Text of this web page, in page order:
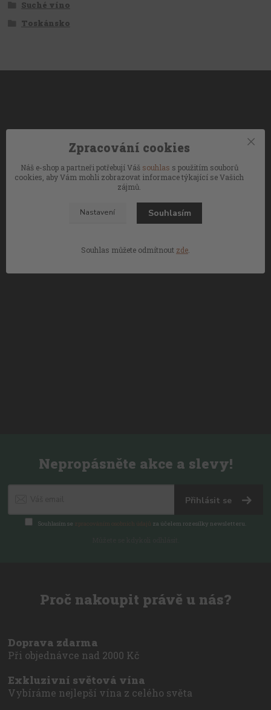
Suché víno
Toskánsko
Nepropásněte akce a slevy!
Přihlásit se
Souhlasím se zpracováním osobních údajů za účelem rozesílky newsletteru.
Proč nakoupit právě u nás?
Doprava zdarma
Při objednávce nad 2000 Kč
Exkluzivní světová vína
Vybíráme nejlepší vína z celého světa
Zpracování cookies
Náš e-shop a partneři potřebují Váš souhlas s použitím souborů
cookies, aby Vám mohli zobrazovat informace týkající se Vašich
zájmů.
Nastavení Souhlasím
Souhlas můžete odmítnout zde